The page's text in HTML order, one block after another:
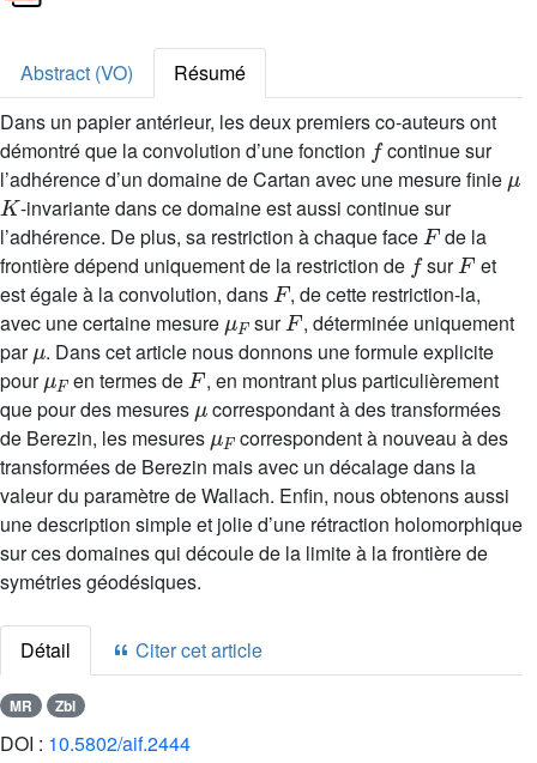
Abstract (VO)
Résumé
Dans un papier antérieur, les deux premiers co-auteurs ont
démontré que la convolution d’une fonction
f
continue sur
l’adhérence d’un domaine de Cartan avec une mesure finie
K
-invariante dans ce domaine est aussi continue sur
l’adhérence. De plus, sa restriction à chaque face
F
de la
frontière dépend uniquement de la restriction de
f
sur
F
et
est égale à la convolution, dans
F
, de cette restriction-la,
avec une certaine mesure
μF
sur
F
, déterminée uniquement
par
μ
. Dans cet article nous donnons une formule explicite
pour
μF
en termes de
F
, en montrant plus particulièrement
que pour des mesures
μ
correspondant à des transformées
de Berezin, les mesures
μF
correspondent à nouveau à des
transformées de Berezin mais avec un décalage dans la
valeur du paramètre de Wallach. Enfin, nous obtenons aussi
une description simple et jolie d’une rétraction holomorphique
sur ces domaines qui découle de la limite à la frontière de
symétries géodésiques.
Détail Citer cet article
MR Zbl
DOI : 10.5802/aif.2444